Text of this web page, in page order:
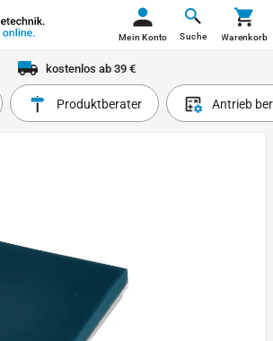
Suche
Mein Konto Warenkorb
kostenlos ab 39 €
Produktberater Antrieb